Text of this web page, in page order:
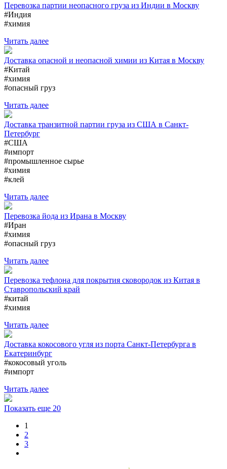
Перевозка партии неопасного груза из Индии в Москву
#Индия
#химия
Читать далее
Доставка опасной и неопасной химии из Китая в Москву
#Китай
#химия
#опасный груз
Читать далее
Доставка транзитной партии груза из США в Санкт-
Петербург
#США
#импорт
#промышленное сырье
#химия
#клей
Читать далее
Перевозка йода из Ирана в Москву
#Иран
#химия
#опасный груз
Читать далее
Перевозка тефлона для покрытия сковородок из Китая в
Ставропольский край
#китай
#химия
Читать далее
Доставка кокосового угля из порта Санкт-Петербурга в
Екатеринбург
#кокосовый уголь
#импорт
Читать далее
Показать еще 20
1
2
3